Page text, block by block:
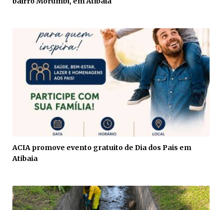
ACIA promove evento gratuito de Dia dos Pais em
Atibaia